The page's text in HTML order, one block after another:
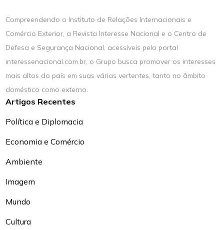
Compreendendo o Instituto de Relações Internacionais e
Comércio Exterior, a Revista Interesse Nacional e o Centro de
Defesa e Segurança Nacional, acessíveis pelo portal
interessenacional.com.br, o Grupo busca promover os interesses
mais altos do país em suas várias vertentes, tanto no âmbito
doméstico como externo.
Artigos Recentes
Política e Diplomacia
Economia e Comércio
Ambiente
Imagem
Mundo
Cultura